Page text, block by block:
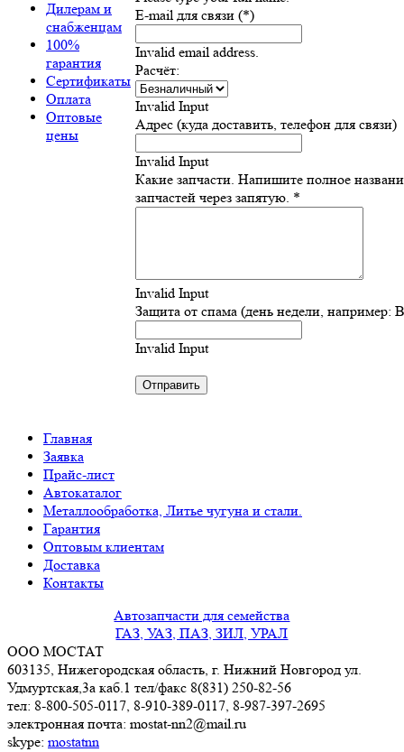
Дилерам и
снабженцам
100%
гарантия
Сертификаты
Оплата
Оптовые
цены
E-mail для связи (*)
Invalid email address.
Расчёт:
Invalid Input
Адрес (куда доставить, телефон для связи)
Invalid Input
Какие запчасти. Напишите полное
запчастей через запятую. *
Invalid Input
Защита от спама (день недели, например:
Invalid Input
Главная
Заявка
Прайс-лист
Автокаталог
Металлообработка, Литье чугуна и стали.
Гарантия
Оптовым клиентам
Доставка
Контакты
Автозапчасти для семейства
ГАЗ, УАЗ, ПАЗ, ЗИЛ, УРАЛ
ООО МОСТАТ
603135, Нижегородская область, г. Нижний Новгород ул.
Удмуртская,3a каб.1 тел/факс 8(831) 250-82-56
тел: 8-800-505-0117, 8-910-389-0117, 8-987-397-2695
электронная почта: mostat-nn2@mail.ru
skype: mostatnn